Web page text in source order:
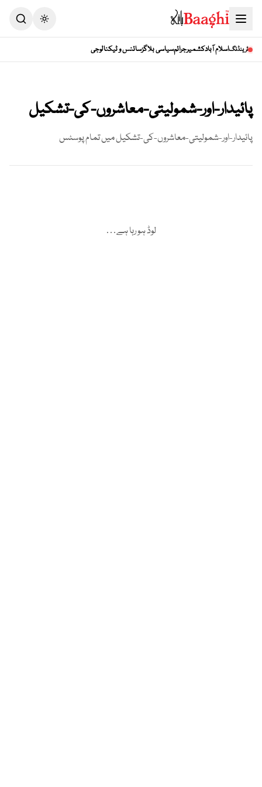
Toggle theme
ٹرینڈنگاسلام آبادکشمیرجرائمسیاسی بلاگزسائنس و ٹیکنالوجی
پائیدار-اور-شمولیتی-معاشروں-کی-تشکیل
پائیدار-اور-شمولیتی-معاشروں-کی-تشکیلمیں تمام پوسٹس
لوڈ ہو رہا ہے…